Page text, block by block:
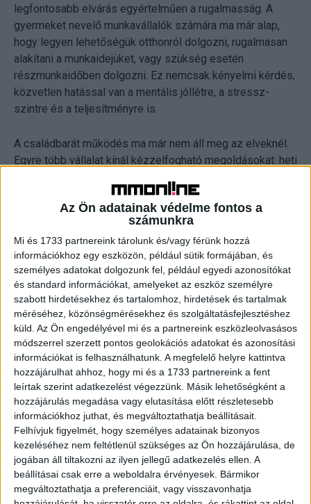
Az Ön adatainak védelme fontos a
számunkra
Mi és 1733 partnereink tárolunk és/vagy férünk hozzá
információkhoz egy eszközön, például sütik formájában, és
személyes adatokat dolgozunk fel, például egyedi azonosítókat
és standard információkat, amelyeket az eszköz személyre
szabott hirdetésekhez és tartalomhoz, hirdetések és tartalmak
méréséhez, közönségmérésekhez és szolgáltatásfejlesztéshez
küld. Az Ön engedélyével mi és a partnereink eszközleolvasásos
módszerrel szerzett pontos geolokációs adatokat és azonosítási
információkat is felhasználhatunk. A megfelelő helyre kattintva
hozzájárulhat ahhoz, hogy mi és a 1733 partnereink a fent
leírtak szerint adatkezelést végezzünk. Másik lehetőségként a
hozzájárulás megadása vagy elutasítása előtt részletesebb
információkhoz juthat, és megváltoztathatja beállításait.
Felhívjuk figyelmét, hogy személyes adatainak bizonyos
kezeléséhez nem feltétlenül szükséges az Ön hozzájárulása, de
jogában áll tiltakozni az ilyen jellegű adatkezelés ellen. A
beállításai csak erre a weboldalra érvényesek. Bármikor
megváltoztathatja a preferenciáit, vagy visszavonhatja
legfontosabb elvárás egyértelműen a rugalmasság. A
gyermeket nevelő munkavállalók számára ma már alap,
hogy legyen lehetőségük otthonról dolgozni, rugalmasan
alakítani a munkaidejüket, vagy szükség esetén
részmunkaidőben dolgozni. Ez nemcsak kényelmi kérdés,
közvetlen hatással van a mentális jóllétre, a stressz-
szintre és a teljesítményre is.
A családbarát működés ma már nem áll meg az elveknél.
Egyre több vállalat kínál kézzelfogható megoldásokat: heti
vagy a munkahelyen kialakított gyereksarkot, ahol a szülők
biztonságosan tudhatják gyermekeiket munka közben is
ezekben a nagy logisztikai kihívást jelentő időszakban is.
A K&H működését hosszú ideje áthatja az átfogó
családbarát szemlélet, amely valódi lehetőséget kínál a
munka és a magánélet egyensúlyának megtartására,
illetve az átjárhatóságra. Ennek köszönhetően a
munkatársak nemcsak a szakmai, hanem a magánéleti
céljaikban is kiteljesedhetnek, kiegyensúlyozottan és
hosszú távon elégedetten.
„A K&H-nál hiszünk abban, hogy nem kell választani a
munka és a család között és tudatosan úgy alakítjuk a
működésünket, hogy a családos kollégák ne
kényszerüljenek kompromisszumokra. A rugalmas, akár
50%-os home office lehetőség stabil keretet ad a
mindennapokhoz, amit a kisgyerekes munkatársak
számára a nyári időszakban extra távmunkalehetőség